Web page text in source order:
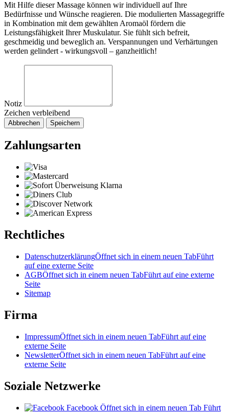
Mit Hilfe dieser Massage können wir individuell auf Ihre
Bedürfnisse und Wünsche reagieren. Die modulierten Massagegriffe
in Kombination mit dem gewählten Aromaöl fördern die
Leistungsfähigkeit Ihrer Muskulatur. Sie fühlt sich befreit,
geschmeidig und beweglich an. Verspannungen und Verhärtungen
werden gelindert - wirkungsvoll – ganzheitlich!
Notiz
Zeichen verbleibend
Abbrechen Speichern
Zahlungsarten
Rechtliches
DatenschutzerklärungÖffnet sich in einem neuen TabFührt
auf eine externe Seite
AGBÖffnet sich in einem neuen TabFührt auf eine externe
Seite
Sitemap
Firma
ImpressumÖffnet sich in einem neuen TabFührt auf eine
externe Seite
NewsletterÖffnet sich in einem neuen TabFührt auf eine
externe Seite
Soziale Netzwerke
Facebook Öffnet sich in einem neuen Tab Führt